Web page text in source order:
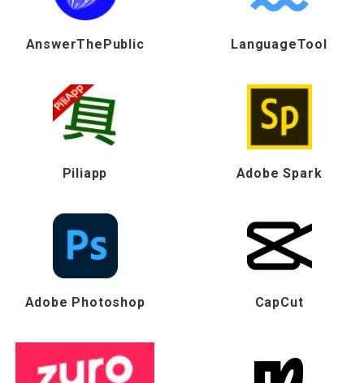
AnswerThePublic LanguageTool
Piliapp Adobe Spark
Adobe Photoshop CapCut